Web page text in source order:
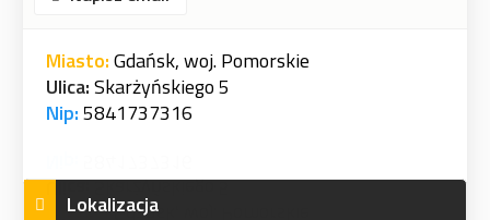
Miasto:Gdańsk, woj. Pomorskie
Ulica:Skarżyńskiego 5
Nip:5841737316
Lokalizacja